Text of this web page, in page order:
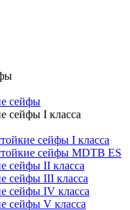
сейфы
сейфы I класса
сейфы I класса
сейфы MDTB ES
сейфы II класса
сейфы III класса
сейфы IV класса
сейфы V класса